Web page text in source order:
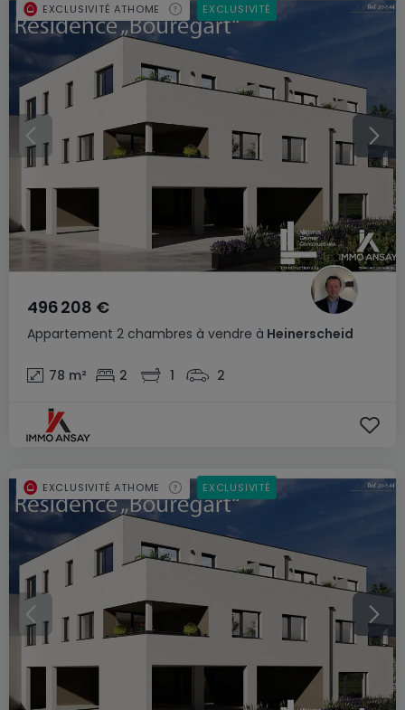
Appartement 2 chambres à vendre à Heinerscheid
496 208 €
78 m² 2 1 2
EXCLUSIVITÉ ATHOME EXCLUSIVITÉ
EXCLUSIVITÉ ATHOME EXCLUSIVITÉ